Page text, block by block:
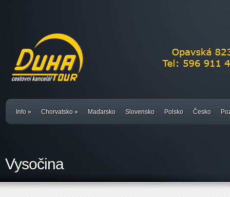
Info » Chorvatsko » Maďarsko Slovensko Polsko Česko
Vysočina